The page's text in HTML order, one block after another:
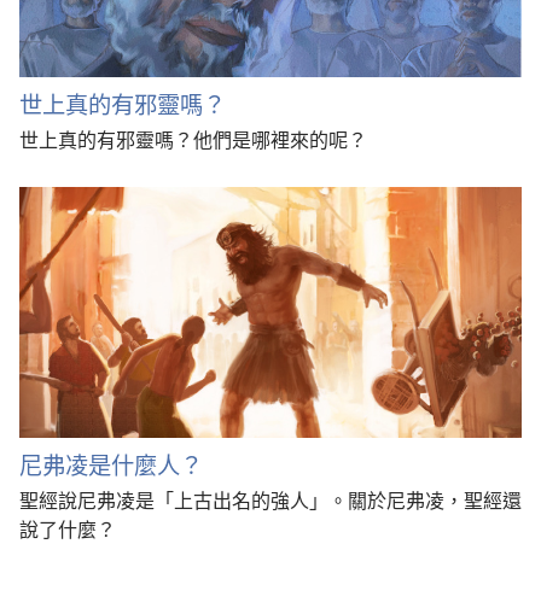
世上真的有邪靈嗎？
世上真的有邪靈嗎？他們是哪裡來的呢？
尼弗凌是什麼人？
聖經說尼弗凌是「上古出名的強人」。關於尼弗凌，聖經還
說了什麼？